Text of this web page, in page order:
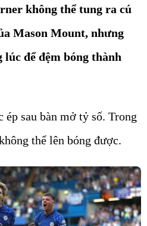
không thể tung ra cú
Mason Mount, nhưng
để đệm bóng thành
ép sau bàn mở tỷ số. Trong
thể lên bóng được.